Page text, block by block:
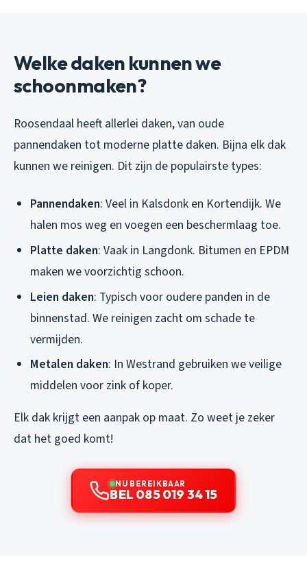
Welke daken kunnen we
schoonmaken?
Roosendaal heeft allerlei daken, van oude
pannendaken tot moderne platte daken. Bijna elk dak
kunnen we reinigen. Dit zijn de populairste types:
Pannendaken: Veel in Kalsdonk en Kortendijk. We
halen mos weg en voegen een beschermlaag toe.
Platte daken: Vaak in Langdonk. Bitumen en EPDM
maken we voorzichtig schoon.
Leien daken: Typisch voor oudere panden in de
binnenstad. We reinigen zacht om schade te
vermijden.
Metalen daken: In Westrand gebruiken we veilige
middelen voor zink of koper.
Elk dak krijgt een aanpak op maat. Zo weet je zeker
dat het goed komt!
NU BEREIKBAAR
BEL 085 019 34 15